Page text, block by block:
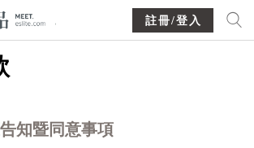
註冊/登入
知暨同意事項